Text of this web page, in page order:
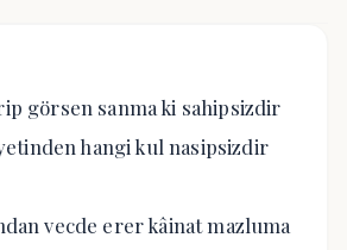
görsen sanma ki sahipsizdir
hangi kul nasipsizdir
vecde erer kâinat mazluma